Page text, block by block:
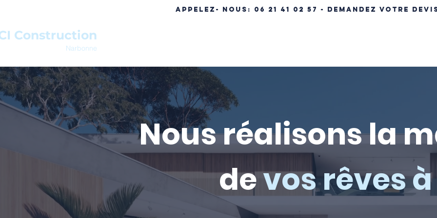
APPELEZ- NOUS: 06 21 41 02 57 - DEMANDEZ VOTRE
Construction
Narbonne
Nous réalisons la
devos rêves à